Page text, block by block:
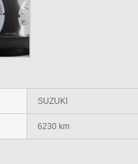
SUZUKI
6230 km